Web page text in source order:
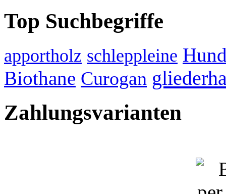
Top Suchbegriffe
apportholz schleppleine
Biothane Curogan
Zahlungsvarianten